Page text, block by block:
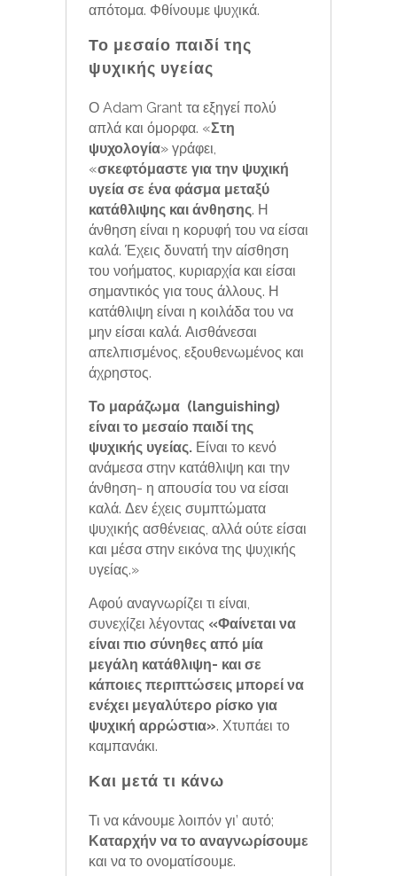
απότομα. Φθίνουμε ψυχικά.
Το μεσαίο παιδί της
ψυχικής υγείας
Ο Adam Grant τα εξηγεί πολύ
απλά και όμορφα. «Στη
ψυχολογία» γράφει,
«σκεφτόμαστε για την ψυχική
υγεία σε ένα φάσμα μεταξύ
κατάθλιψης και άνθησης. Η
άνθηση είναι η κορυφή του να είσαι
καλά. Έχεις δυνατή την αίσθηση
του νοήματος, κυριαρχία και είσαι
σημαντικός για τους άλλους. Η
κατάθλιψη είναι η κοιλάδα του να
μην είσαι καλά. Αισθάνεσαι
απελπισμένος, εξουθενωμένος και
άχρηστος.
Το μαράζωμα (languishing)
είναι το μεσαίο παιδί της
ψυχικής υγείας. Είναι το κενό
ανάμεσα στην κατάθλιψη και την
άνθηση- η απουσία του να είσαι
καλά. Δεν έχεις συμπτώματα
ψυχικής ασθένειας, αλλά ούτε είσαι
και μέσα στην εικόνα της ψυχικής
υγείας.»
Αφού αναγνωρίζει τι είναι,
συνεχίζει λέγοντας «Φαίνεται να
είναι πιο σύνηθες από μία
μεγάλη κατάθλιψη- και σε
κάποιες περιπτώσεις μπορεί να
ενέχει μεγαλύτερο ρίσκο για
ψυχική αρρώστια». Χτυπάει το
καμπανάκι.
Και μετά τι κάνω
Τι να κάνουμε λοιπόν γι’ αυτό;
Καταρχήν να το αναγνωρίσουμε
και να το ονοματίσουμε.